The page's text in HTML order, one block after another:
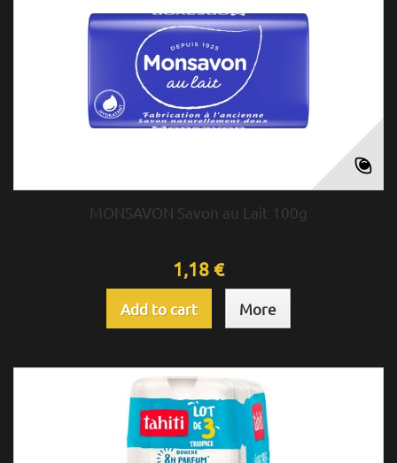
MONSAVON Savon au Lait 100g
1,18 €
Add to cart More